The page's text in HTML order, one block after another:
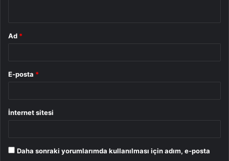
Ad *
E-posta *
İnternet sitesi
Daha sonraki yorumlarımda kullanılması için adım, e-posta